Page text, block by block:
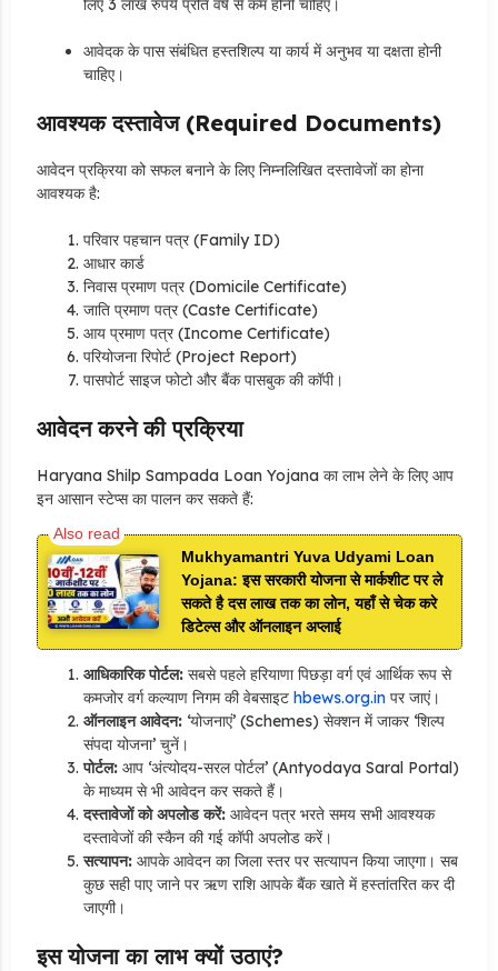
लिए 3 लाख रुपये प्रति वर्ष से कम होनी चाहिए।
आवेदक के पास संबंधित हस्तशिल्प या कार्य में अनुभव या दक्षता होनी
चाहिए।
आवश्यक दस्तावेज (Required Documents)
आवेदन प्रक्रिया को सफल बनाने के लिए निम्नलिखित दस्तावेजों का होना
आवश्यक है:
परिवार पहचान पत्र (Family ID)
आधार कार्ड
निवास प्रमाण पत्र (Domicile Certificate)
जाति प्रमाण पत्र (Caste Certificate)
आय प्रमाण पत्र (Income Certificate)
परियोजना रिपोर्ट (Project Report)
पासपोर्ट साइज फोटो और बैंक पासबुक की कॉपी।
आवेदन करने की प्रक्रिया
Haryana Shilp Sampada Loan Yojana का लाभ लेने के लिए आप
इन आसान स्टेप्स का पालन कर सकते हैं:
Mukhyamantri Yuva Udyami Loan
Yojana: इस सरकारी योजना से मार्कशीट पर ले
सकते है दस लाख तक का लोन, यहाँ से चेक करे
डिटेल्स और ऑनलाइन अप्लाई
आधिकारिक पोर्टल:सबसे पहले हरियाणा पिछड़ा वर्ग एवं आर्थिक रूप से
कमजोर वर्ग कल्याण निगम की वेबसाइट hbews.org.inपर जाएं।
ऑनलाइन आवेदन:‘योजनाएं’ (Schemes) सेक्शन में जाकर ‘शिल्प
संपदा योजना’ चुनें।
पोर्टल:आप ‘अंत्योदय-सरल पोर्टल’ (Antyodaya Saral Portal)
के माध्यम से भी आवेदन कर सकते हैं।
दस्तावेजों को अपलोड करें:आवेदन पत्र भरते समय सभी आवश्यक
दस्तावेजों की स्कैन की गई कॉपी अपलोड करें।
सत्यापन:आपके आवेदन का जिला स्तर पर सत्यापन किया जाएगा। सब
कुछ सही पाए जाने पर ऋण राशि आपके बैंक खाते में हस्तांतरित कर दी
जाएगी।
इस योजना का लाभ क्यों उठाएं?